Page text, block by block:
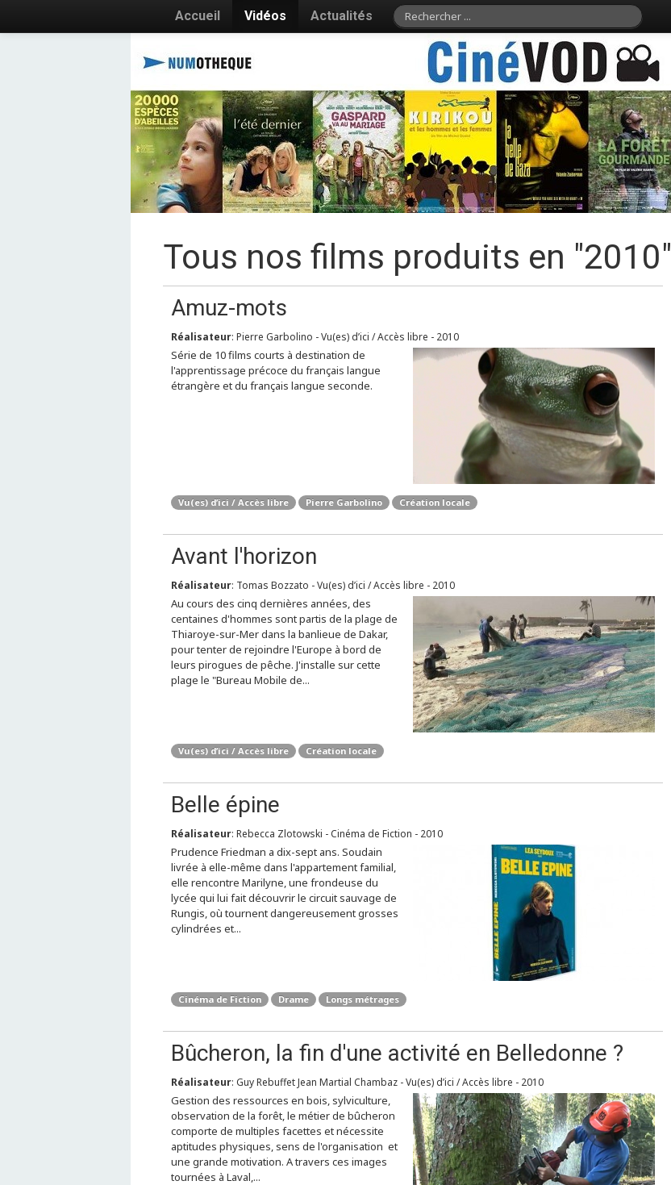
Accueil Vidéos Actualités
Tous nos films produits en "2010"
Amuz-mots
Réalisateur: Pierre Garbolino - Vu(es) d’ici / Accès libre - 2010
Série de 10 films courts à destination de
l'apprentissage précoce du français langue
étrangère et du français langue seconde.
Vu(es) d’ici / Accès libre Pierre Garbolino Création locale
Avant l'horizon
Réalisateur: Tomas Bozzato - Vu(es) d’ici / Accès libre - 2010
Au cours des cinq dernières années, des
centaines d'hommes sont partis de la plage de
Thiaroye-sur-Mer dans la banlieue de Dakar,
pour tenter de rejoindre l'Europe à bord de
leurs pirogues de pêche. J'installe sur cette
plage le "Bureau Mobile de...
Vu(es) d’ici / Accès libre Création locale
Belle épine
Réalisateur: Rebecca Zlotowski - Cinéma de Fiction - 2010
Prudence Friedman a dix-sept ans. Soudain
livrée à elle-même dans l'appartement familial,
elle rencontre Marilyne, une frondeuse du
lycée qui lui fait découvrir le circuit sauvage de
Rungis, où tournent dangereusement grosses
cylindrées et...
Cinéma de Fiction Drame Longs métrages
Bûcheron, la fin d'une activité en Belledonne ?
Réalisateur: Guy Rebuffet Jean Martial Chambaz - Vu(es) d’ici / Accès libre - 2010
Gestion des ressources en bois, sylviculture,
observation de la forêt, le métier de bûcheron
comporte de multiples facettes et nécessite
aptitudes physiques, sens de l'organisation et
une grande motivation. A travers ces images
tournées à Laval,...